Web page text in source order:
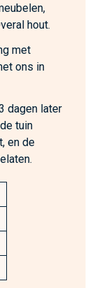
hout.
met
ons in
dagen later
tuin
en de